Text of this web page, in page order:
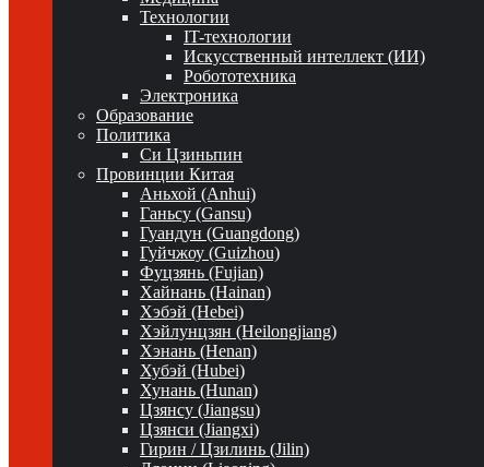
Технологии
IT-технологии
Искусственный интеллект (ИИ)
Робототехника
Электроника
Образование
Политика
Си Цзиньпин
Провинции Китая
Аньхой (Anhui)
Ганьсу (Gansu)
Гуандун (Guangdong)
Гуйчжоу (Guizhou)
Фуцзянь (Fujian)
Хайнань (Hainan)
Хэбэй (Hebei)
Хэйлунцзян (Heilongjiang)
Хэнань (Henan)
Хубэй (Hubei)
Хунань (Hunan)
Цзянсу (Jiangsu)
Цзянси (Jiangxi)
Гирин / Цзилинь (Jilin)